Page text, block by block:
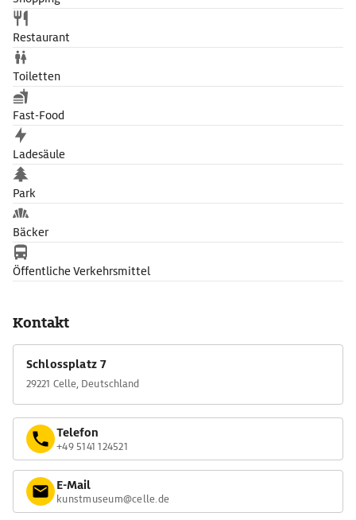
Restaurant
Toiletten
Fast-Food
Ladesäule
Park
Bäcker
Öffentliche Verkehrsmittel
Kontakt
Schlossplatz 7
29221 Celle, Deutschland
Telefon
+49 5141 124521
E-Mail
kunstmuseum@celle.de